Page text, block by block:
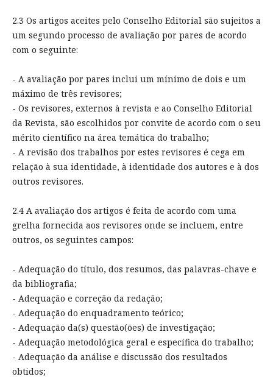
2.3 Os artigos aceites pelo Conselho Editorial são sujeitos a
um segundo processo de avaliação por pares de acordo
com o seguinte:
- A avaliação por pares inclui um mínimo de dois e um
máximo de três revisores;
- Os revisores, externos à revista e ao Conselho Editorial
da Revista, são escolhidos por convite de acordo com o seu
mérito científico na área temática do trabalho;
- A revisão dos trabalhos por estes revisores é cega em
relação à sua identidade, à identidade dos autores e à dos
outros revisores.
2.4 A avaliação dos artigos é feita de acordo com uma
grelha fornecida aos revisores onde se incluem, entre
outros, os seguintes campos:
- Adequação do título, dos resumos, das palavras-chave e
da bibliografia;
- Adequação e correção da redação;
- Adequação do enquadramento teórico;
- Adequação da(s) questão(ões) de investigação;
- Adequação metodológica geral e específica do trabalho;
- Adequação da análise e discussão dos resultados
obtidos;